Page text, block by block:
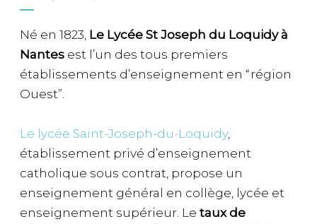
Né en 1823, Le Lycée St Joseph du Loquidy à
Nantes est l’un des tous premiers
établissements d’enseignement en “région
Ouest”.
Le lycée Saint-Joseph-du-Loquidy,
établissement privé d’enseignement
catholique sous contrat, propose un
enseignement général en collège, lycée et
enseignement supérieur. Letaux de